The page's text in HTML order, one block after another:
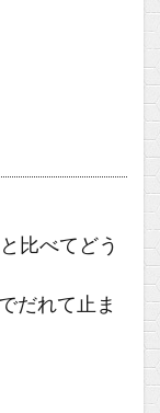
比べてどう
だれて止ま